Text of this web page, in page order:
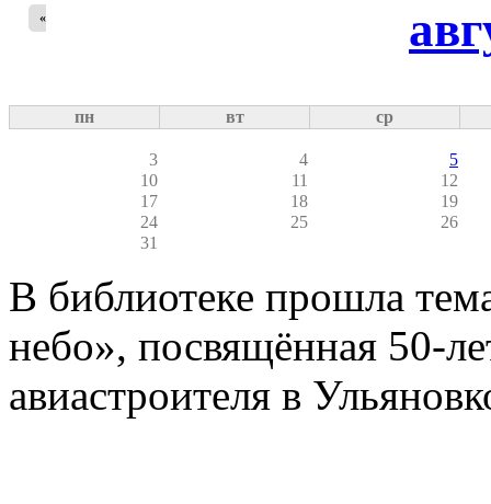
«
пн вт ср
3 4
5
10
11
12
17
18
19
24
25
26
31
В библиотеке прошла
небо», посвящённая 50-
авиастроителя в